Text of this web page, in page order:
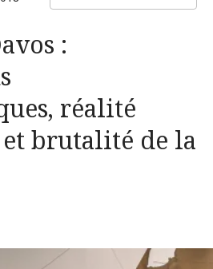
:
réalité
et brutalité de la